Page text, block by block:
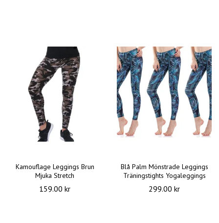
Kamouflage Leggings Brun
Mjuka Stretch
159.00 kr
Blå Palm Mönstrade Leggings
Träningstights Yogaleggings
299.00 kr